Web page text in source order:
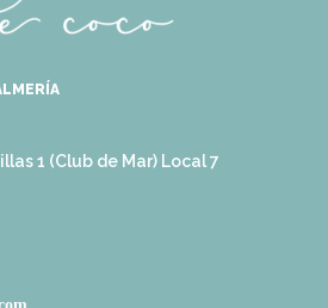
1 (Club de Mar) Local 7